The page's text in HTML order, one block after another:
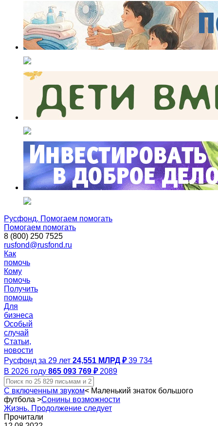
Русфонд. Помогаем помогать
Помогаем помогать
8 (800) 250 7525
rusfond@rusfond.ru
Как
помочь
Кому
помочь
Получить
помощь
Для
бизнеса
Особый
случай
Статьи,
новости
Русфонд за 29 лет 24,551 МЛРД ₽ 39 734
В 2026 году 865 093 769 ₽ 2089
С включенным звуком< Маленький знаток большого
футбола >Сонины возможности
Жизнь. Продолжение следует
Прочитали